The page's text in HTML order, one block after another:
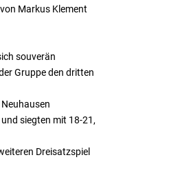
Markus Klement
souverän
Gruppe den dritten
siegten mit 18-21,
Dreisatzspiel